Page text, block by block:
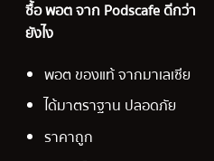
ซื้อ พอต จาก Podscafe ดีกว่า
ยังไง
พอต ของแท้ จากมาเลเซีย
ได้มาตราฐาน ปลอดภัย
ราคาถูก